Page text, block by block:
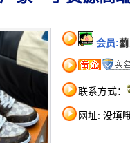
会员:
联系方式：
网址: 没填